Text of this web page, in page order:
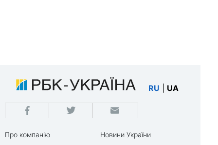
RU UA
Про компанію
Новини України